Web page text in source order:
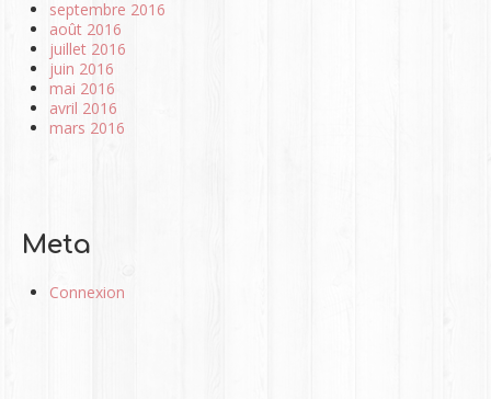
septembre 2016
août 2016
juillet 2016
juin 2016
mai 2016
avril 2016
mars 2016
Meta
Connexion